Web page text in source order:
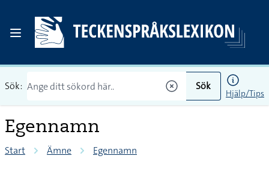
Sök: Sök
Hjälp/Tips
Egennamn
Start Ämne Egennamn